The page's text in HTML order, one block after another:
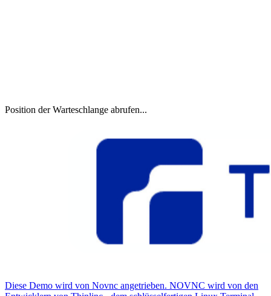
Position der Warteschlange abrufen...
Diese Demo wird von Novnc angetrieben. NOVNC wird von den